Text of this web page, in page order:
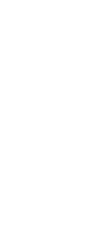
(> 100
menos de 500
tiene
familias con niños
del alquiler
24 horas